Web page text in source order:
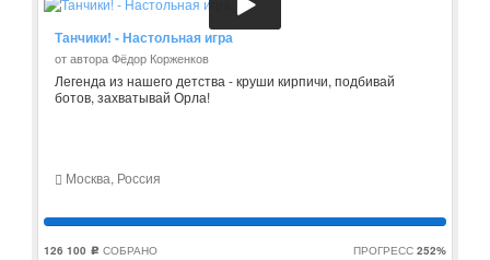
Танчики! - Настольная игра
от автора Фёдор Корженков
Легенда из нашего детства - круши кирпичи, подбивай
ботов, захватывай Орла!
Москва, Россия
126 100 c СОБРАНО ПРОГРЕСС 252%